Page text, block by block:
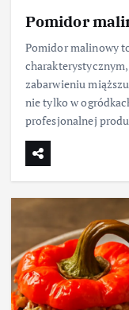
Pomidor
Pomidor malinowy
zabarwieniu
nie tylko w
profesjonalnej